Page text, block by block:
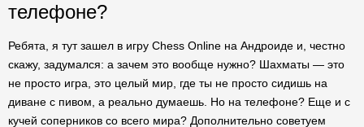
телефоне?
Ребята, я тут зашел в игру Chess Online на Андроиде и, честно
скажу, задумался: а зачем это вообще нужно? Шахматы — это
не просто игра, это целый мир, где ты не просто сидишь на
диване с пивом, а реально думаешь. Но на телефоне? Еще и с
кучей соперников со всего мира? Дополнительно советуем